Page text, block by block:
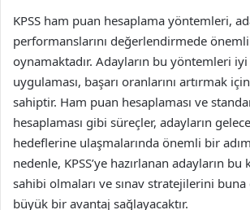
KPSS ham puan hesaplama yöntemleri,
performanslarını değerlendirmede
oynamaktadır. Adayların bu yöntemleri iyi
uygulaması, başarı oranlarını artırmak
sahiptir. Ham puan hesaplaması ve
hesaplaması gibi süreçler, adayların
hedeflerine ulaşmalarında önemli bir
nedenle, KPSS’ye hazırlanan adayların
sahibi olmaları ve sınav stratejilerini
büyük bir avantaj sağlayacaktır.